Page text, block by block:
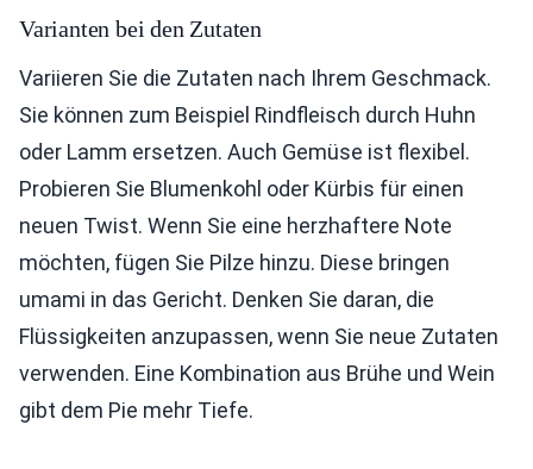
Varianten bei den Zutaten
Variieren Sie die Zutaten nach Ihrem Geschmack.
Sie können zum Beispiel Rindfleisch durch Huhn
oder Lamm ersetzen. Auch Gemüse ist flexibel.
Probieren Sie Blumenkohl oder Kürbis für einen
neuen Twist. Wenn Sie eine herzhaftere Note
möchten, fügen Sie Pilze hinzu. Diese bringen
umami in das Gericht. Denken Sie daran, die
Flüssigkeiten anzupassen, wenn Sie neue Zutaten
verwenden. Eine Kombination aus Brühe und Wein
gibt dem Pie mehr Tiefe.